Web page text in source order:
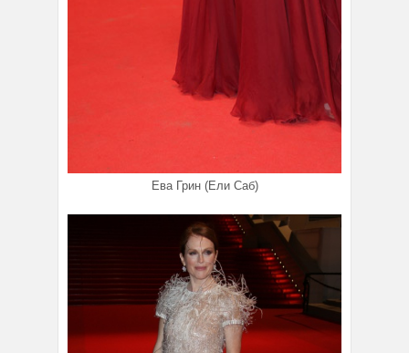
Ева Грин (Ели Саб)